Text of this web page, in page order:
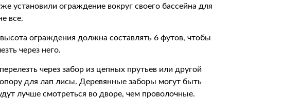
установили ограждение вокруг своего бассейна для
все.
ограждения должна составлять 6 футов, чтобы
через него.
через забор из цепных прутьев или другой
для лап лисы. Деревянные заборы могут быть
лучше смотреться во дворе, чем проволочные.